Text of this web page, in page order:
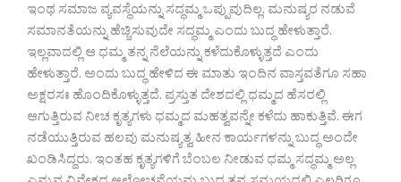
ಇಂಥ ಸಮಾಜ ವ್ಯವಸ್ಥೆಯನ್ನು ಸದ್ಧಮ್ಮ ಒಪ್ಪುವುದಿಲ್ಲ. ಮನುಷ್ಯರ ನಡುವೆ
ಸಮಾನತೆಯನ್ನು ಹೆಚ್ಚಿಸುವುದೇ ಸದ್ಧಮ್ಮ ಎಂದು ಬುದ್ಧ ಹೇಳುತ್ತಾರೆ.
ಇಲ್ಲವಾದಲ್ಲಿ ಆ ಧಮ್ಮ ತನ್ನ ನೆಲೆಯನ್ನು ಕಳೆದುಕೊಳ್ಳುತ್ತದೆ ಎಂದು
ಹೇಳುತ್ತಾರೆ. ಅಂದು ಬುದ್ಧ ಹೇಳಿದ ಈ ಮಾತು ಇಂದಿನ ವಾಸ್ತವತೆಗೂ ಸಹಾ
ಅಕ್ಷರಸಃ ಹೊಂದಿಕೊಳ್ಳುತ್ತದೆ. ಪ್ರಸ್ತುತ ದೇಶದಲ್ಲಿ ಧಮ್ಮದ ಹೆಸರಲ್ಲಿ
ಆಗುತ್ತಿರುವ ನೀಚ ಕೃತ್ಯಗಳು ಧಮ್ಮದ ಮಹತ್ವವನ್ನೇ ಕಳೆದು ಹಾಕುತ್ತಿವೆ. ಈಗ
ನಡೆಯುತ್ತಿರುವ ಹಲವು ಮನುಷ್ಯತ್ವ ಹೀನ ಕಾರ್ಯಗಳನ್ನು ಬುದ್ಧ ಅಂದೇ
ಖಂಡಿಸಿದ್ದರು. ಇಂತಹ ಕೃತ್ಯಗಳಿಗೆ ಬೆಂಬಲ ನೀಡುವ ಧಮ್ಮ ಸದ್ಧಮ್ಮ ಅಲ್ಲ